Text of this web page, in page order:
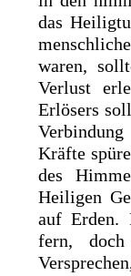
das
waren,
Verlust
Erlösers
Kräfte
des
Heiligen
auf Erden.
fern,